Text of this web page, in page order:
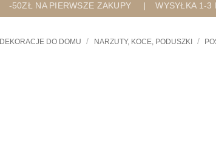
-50ZŁ NA PIERWSZE ZAKUPY |WYSYŁKA 1-3
DEKORACJE DO DOMU / NARZUTY, KOCE, PODUSZKI /